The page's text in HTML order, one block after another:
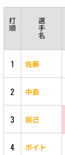
打
順
選
手
名
1 佐藤
2 中島
3 辰己
4 ボイト